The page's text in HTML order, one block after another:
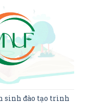
sinh đào tạo trình